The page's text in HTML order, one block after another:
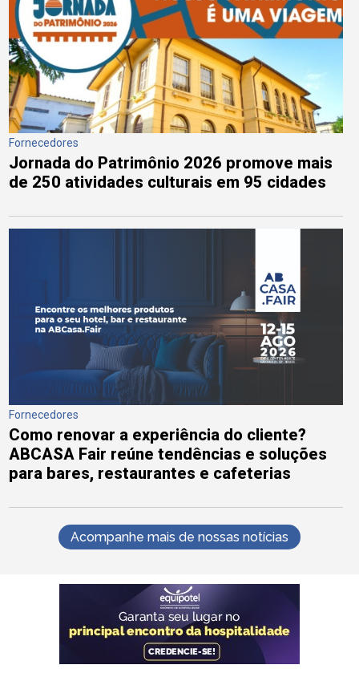
Fornecedores
Jornada do Patrimônio 2026 promove mais
de 250 atividades culturais em 95 cidades
Fornecedores
Como renovar a experiência do cliente?
ABCASA Fair reúne tendências e soluções
para bares, restaurantes e cafeterias
Acompanhe mais de nossas notícias